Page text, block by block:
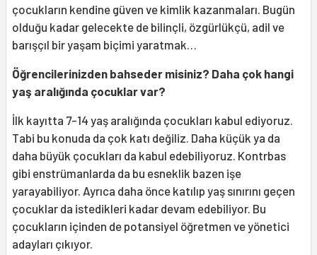
çocukların kendine güven ve kimlik kazanmaları. Bugün
olduğu kadar gelecekte de bilinçli, özgürlükçü, adil ve
barışçıl bir yaşam biçimi yaratmak…
Öğrencilerinizden bahseder misiniz? Daha çok hangi
yaş aralığında çocuklar var?
İlk kayıtta 7-14 yaş aralığında çocukları kabul ediyoruz.
Tabi bu konuda da çok katı değiliz. Daha küçük ya da
daha büyük çocukları da kabul edebiliyoruz. Kontrbas
gibi enstrümanlarda da bu esneklik bazen işe
yarayabiliyor. Ayrıca daha önce katılıp yaş sınırını geçen
çocuklar da istedikleri kadar devam edebiliyor. Bu
çocukların içinden de potansiyel öğretmen ve yönetici
adayları çıkıyor.